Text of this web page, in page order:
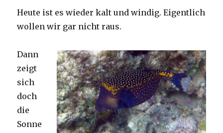
Heute ist es wieder kalt und windig. Eigentlich
wollen wir gar nicht raus.
Dann
zeigt
sich
doch
die
Sonne